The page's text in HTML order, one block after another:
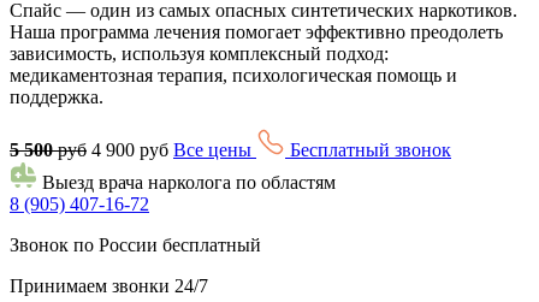
Спайс — один из самых опасных синтетических наркотиков.
Наша программа лечения помогает эффективно преодолеть
зависимость, используя комплексный подход:
медикаментозная терапия, психологическая помощь и
поддержка.
5 500руб 4 900 руб Все цены
Бесплатный звонок
Выезд врача нарколога по областям
8 (905) 407-16-72
Звонок по России бесплатный
Принимаем звонки 24/7